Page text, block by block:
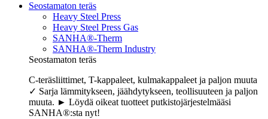
Seostamaton teräs
Heavy Steel Press
Heavy Steel Press Gas
SANHA®-Therm
SANHA®-Therm Industry
Seostamaton teräs
C-teräsliittimet, T-kappaleet, kulmakappaleet ja paljon muuta
✓ Sarja lämmitykseen, jäähdytykseen, teollisuuteen ja paljon
muuta. ► Löydä oikeat tuotteet putkistojärjestelmääsi
SANHA®:sta nyt!